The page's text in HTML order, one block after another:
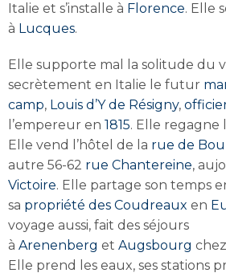
Italie et s’installe à Florence. Elle
à Lucques.
Elle supporte mal la solitude du
secrètement en Italie le futur
camp, Louis d’Y de Résigny,
l’empereur en 1815. Elle regagne
Elle vend l’hôtel de la rue de
autre 56-62 rue Chantereine,
Victoire. Elle partage son temps
sa propriété des Coudreaux en
voyage aussi, fait des séjours
à Arenenberg et Augsbourg
Elle prend les eaux, ses stations